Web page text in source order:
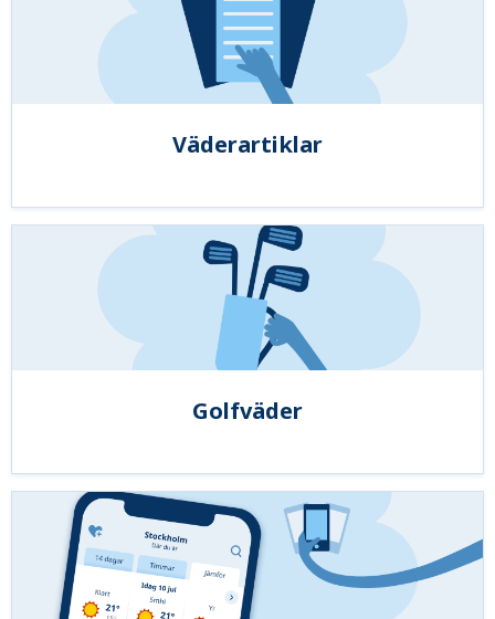
Väderartiklar
Golfväder